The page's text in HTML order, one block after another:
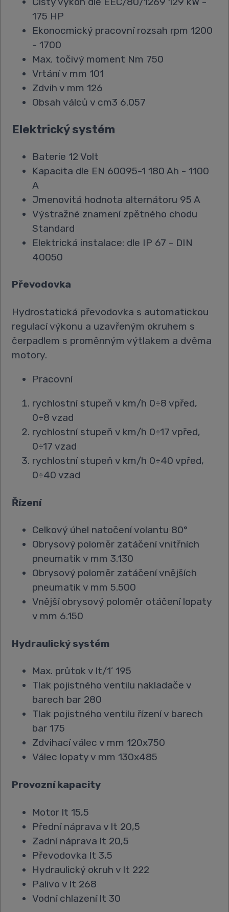
175 HP
Ekonocmický pracovní rozsah rpm 1200
- 1700
Max. točivý moment Nm 750
Vrtání v mm 101
Zdvih v mm 126
Obsah válců v cm3 6.057
Elektrický systém
Baterie 12 Volt
Kapacita dle EN 60095-1 180 Ah - 1100
A
Jmenovitá hodnota alternátoru 95 A
Výstražné znamení zpětného chodu
Standard
Elektrická instalace: dle IP 67 - DIN
40050
Převodovka
Hydrostatická převodovka s automatickou
regulací výkonu a uzavřeným okruhem s
čerpadlem s proměnným výtlakem a dvěma
motory.
Pracovní
rychlostní stupeň v km/h 0÷8 vpřed,
0÷8 vzad
rychlostní stupeň v km/h 0÷17 vpřed,
0÷17 vzad
rychlostní stupeň v km/h 0÷40 vpřed,
0÷40 vzad
Řízení
Celkový úhel natočení volantu 80°
Obrysový poloměr zatáčení vnitřních
pneumatik v mm 3.130
Obrysový poloměr zatáčení vnějších
pneumatik v mm 5.500
Vnější obrysový poloměr otáčení lopaty
v mm 6.150
Hydraulický systém
Max. průtok v lt/1’ 195
Tlak pojistného ventilu nakladače v
barech bar 280
Tlak pojistného ventilu řízení v barech
bar 175
Zdvihací válec v mm 120x750
Válec lopaty v mm 130x485
Provozní kapacity
Motor lt 15,5
Přední náprava v lt 20,5
Zadní náprava lt 20,5
Převodovka lt 3,5
Hydraulický okruh v lt 222
Palivo v lt 268
Vodní chlazení lt 30